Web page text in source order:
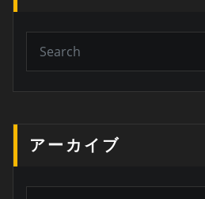
アーカイブ